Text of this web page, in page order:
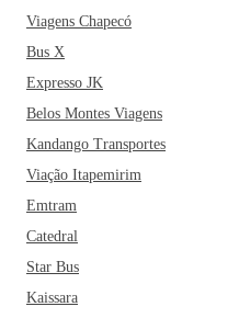
recebeu o título de
chama a atenção por suas
brasileiro, mais conhecido
consagrou na cidade de
representações culturais
de umas primeiras escolas
cultural que data da época
berimbau.
Viagens Chapecó
Bus X
Expresso JK
Belos Montes Viagens
Kandango Transportes
Viação Itapemirim
Emtram
Catedral
Star Bus
Kaissara